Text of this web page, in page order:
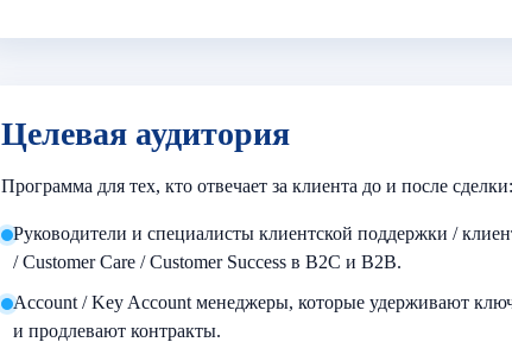
Целевая аудитория
Программа для тех, кто отвечает за клиента до и после сделки:
Руководители и специалисты клиентской поддержки /
/ Customer Care / Customer Success в B2C и B2B.
Account / Key Account менеджеры, которые удерживают
и продлевают контракты.